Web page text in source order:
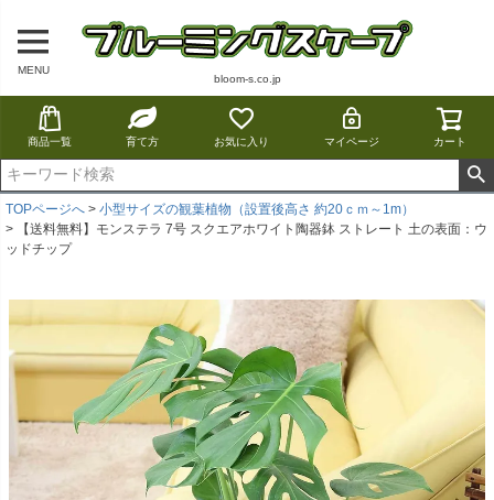
MENU
bloom-s.co.jp
商品一覧 育て方 お気に入り マイページ カート
TOPページへ
小型サイズの観葉植物（設置後高さ 約20ｃｍ～1m）
【送料無料】モンステラ 7号 スクエアホワイト陶器鉢 ストレート 土の表面：ウ
ッドチップ